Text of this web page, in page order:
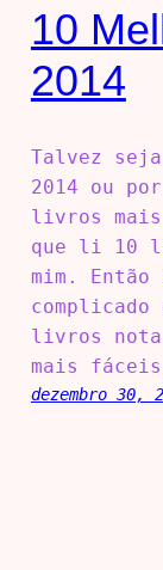
10
2014
Talvez
2014 ou
livros
que li 10
mim.
livros nota
mais
dezembro 30,